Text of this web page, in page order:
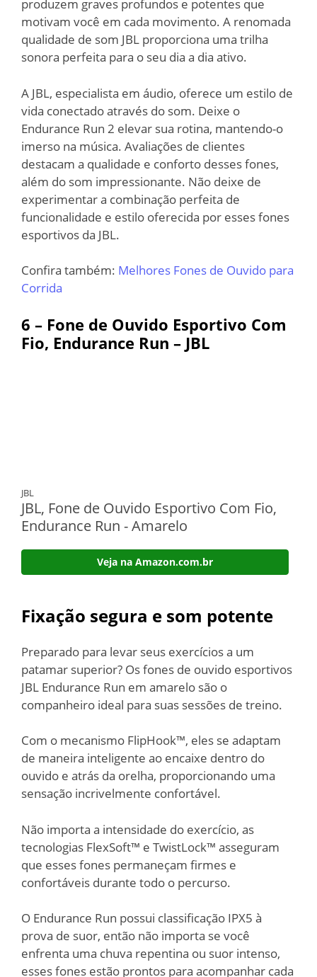
produzem graves profundos e potentes que
motivam você em cada movimento. A renomada
qualidade de som JBL proporciona uma trilha
sonora perfeita para o seu dia a dia ativo.
A JBL, especialista em áudio, oferece um estilo de
vida conectado através do som. Deixe o
Endurance Run 2 elevar sua rotina, mantendo-o
imerso na música. Avaliações de clientes
destacam a qualidade e conforto desses fones,
além do som impressionante. Não deixe de
experimentar a combinação perfeita de
funcionalidade e estilo oferecida por esses fones
esportivos da JBL.
Confira também: Melhores Fones de Ouvido para
Corrida
6 – Fone de Ouvido Esportivo Com
Fio, Endurance Run – JBL
JBL
JBL, Fone de Ouvido Esportivo Com Fio,
Endurance Run - Amarelo
Veja na Amazon.com.br
Fixação segura e som potente
Preparado para levar seus exercícios a um
patamar superior? Os fones de ouvido esportivos
JBL Endurance Run em amarelo são o
companheiro ideal para suas sessões de treino.
Com o mecanismo FlipHook™, eles se adaptam
de maneira inteligente ao encaixe dentro do
ouvido e atrás da orelha, proporcionando uma
sensação incrivelmente confortável.
Não importa a intensidade do exercício, as
tecnologias FlexSoft™ e TwistLock™ asseguram
que esses fones permaneçam firmes e
confortáveis durante todo o percurso.
O Endurance Run possui classificação IPX5 à
prova de suor, então não importa se você
enfrenta uma chuva repentina ou suor intenso,
esses fones estão prontos para acompanhar cada